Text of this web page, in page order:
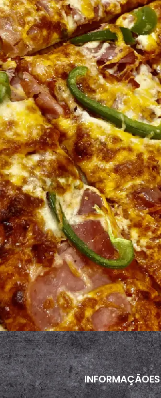
INFORMAÇÃOES